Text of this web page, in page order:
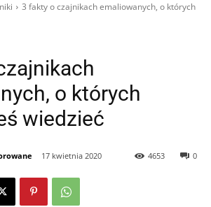
3 fakty o czajnikach emaliowanych, o których
o których
wiedzieć
17 kwietnia 2020 0
4653